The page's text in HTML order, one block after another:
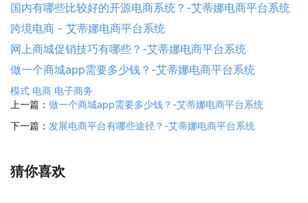
国内有哪些比较好的开源电商系统？-艾蒂娜电商平台系统
跨境电商 - 艾蒂娜电商平台系统
网上商城促销技巧有哪些？-艾蒂娜电商平台系统
做一个商城app需要多少钱？-艾蒂娜电商平台系统
模式 电商 电子商务
上一篇： 做一个商城app需要多少钱？-艾蒂娜电商平台系统
下一篇： 发展电商平台有哪些途径？-艾蒂娜电商平台系统
猜你喜欢